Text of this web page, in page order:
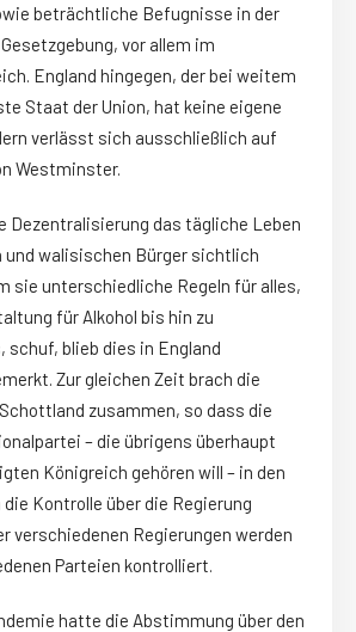
beträchtliche Befugnisse in der
vor allem im
England hingegen, der bei weitem
Staat der Union, hat keine eigene
verlässt sich ausschließlich auf
Westminster.
Dezentralisierung das tägliche Leben
walisischen Bürger sichtlich
sie unterschiedliche Regeln für alles,
für Alkohol bis hin zu
blieb dies in England
Zur gleichen Zeit brach die
zusammen, so dass die
– die übrigens überhaupt
Königreich gehören will – in den
Kontrolle über die Regierung
verschiedenen Regierungen werden
Parteien kontrolliert.
hatte die Abstimmung über den